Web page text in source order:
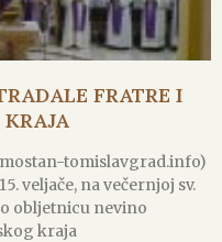
FRATRE I
tomislavgrad.info)
veljače, na večernjoj sv.
obljetnicu nevino
kraja